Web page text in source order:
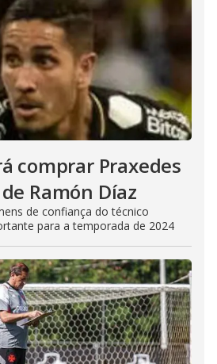
comprar Praxedes
Ramón Díaz
de confiança do técnico
para a temporada de 2024